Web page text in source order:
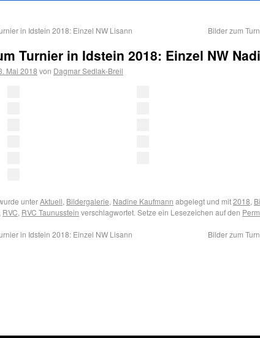
in Idstein 2018: Einzel NW Lisann Bilder zum
Turnier in Idstein 2018: Einzel NW
Mai 2018 von Dagmar Sedlak-Breil
unterAktuell, Bildergalerie, Nadine Kaufmann abgelegt und mit2018,
RVC, RVC Taunusstein verschlagwortet. Setze ein Lesezeichen auf den
in Idstein 2018: Einzel NW Lisann Bilder zum